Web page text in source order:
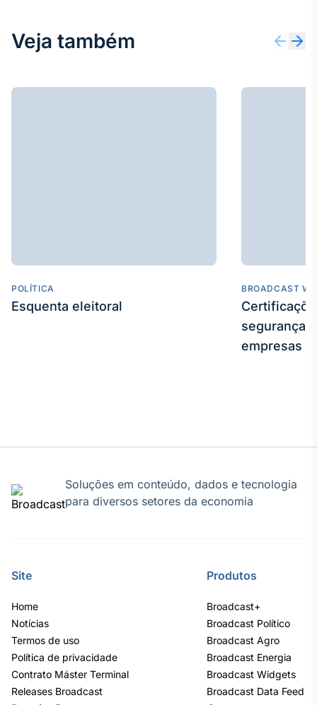
Tokenização
Veja também
POLÍTICA
Esquenta eleitoral
BROADCAST
segurança
empresas
Soluções em conteúdo, dados e tecnologia
para diversos setores da economia
Site
Home
Notícias
Termos de uso
Política de privacidade
Contrato Máster Terminal
Releases Broadcast
Produtos
Broadcast+
Broadcast Político
Broadcast Agro
Broadcast Energia
Broadcast Widgets
Broadcast Data Feed